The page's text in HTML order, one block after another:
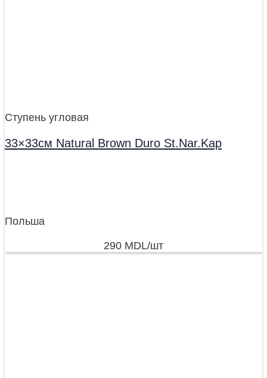
Ступень угловая
33×33см Natural Brown Duro St.Nar.Kap
Польша
290 MDL/шт